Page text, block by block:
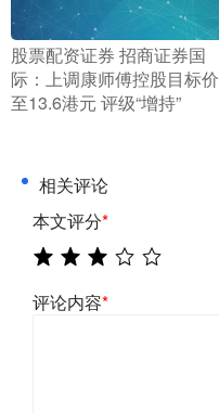
​股票配资证券 招商证券国
际：上调康师傅控股目标价
至13.6港元 评级“增持”
相关评论
本文评分*
评论内容*